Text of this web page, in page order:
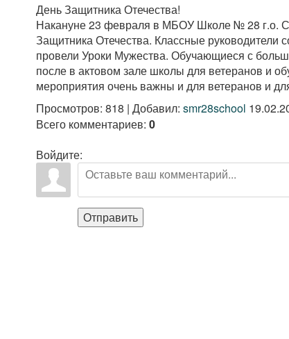
День Защитника Отечества!
Накануне 23 февраля в МБОУ Школе № 28 г.о.
Защитника Отечества. Классные руководители
провели Уроки Мужества. Обучающиеся с
после в актовом зале школы для ветеранов и
мероприятия очень важны и для ветеранов и
Просмотров: 818 | Добавил: smr28school
Всего комментариев: 0
Войдите:
Отправить